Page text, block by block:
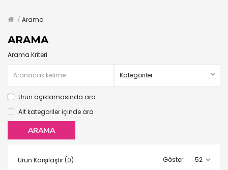
Arama
ARAMA
Arama Kriteri
Ürün açıklamasında ara.
Alt kategoriler içinde ara
Ürün Karşılaştır (0)
Göster: